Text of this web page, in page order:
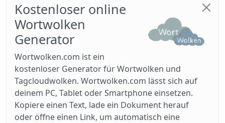
Kostenloser online
Wortwolken
Generator
Wortwolken.com ist ein
kostenloser Generator für Wortwolken und
Tagcloudwolken. Wortwolken.com lässt sich auf
deinem PC, Tablet oder Smartphone einsetzen.
Kopiere einen Text, lade ein Dokument herauf
oder öffne einen Link, um automatisch eine